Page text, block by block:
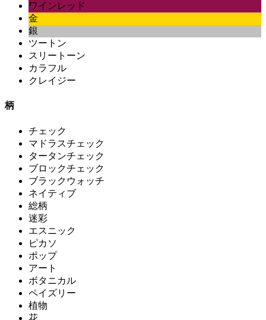
ワインレッド
金
銀
ツートン
スリートーン
カラフル
クレイジー
柄
チェック
マドラスチェック
タータンチェック
ブロックチェック
ブラックウォッチ
ネイティブ
総柄
迷彩
エスニック
ピカソ
ポップ
アート
ボタニカル
ペイズリー
植物
花